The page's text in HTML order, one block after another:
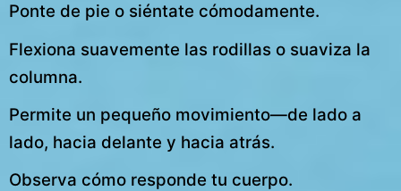
Ponte de pie o siéntate cómodamente.
Flexiona suavemente las rodillas o suaviza la
columna.
Permite un pequeño movimiento—de lado a
lado, hacia delante y hacia atrás.
Observa cómo responde tu cuerpo.